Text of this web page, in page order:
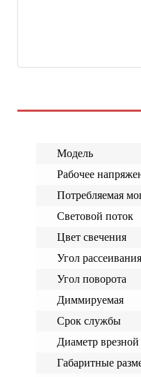
Модель
Рабочее
Потребляемая
Световой поток
Цвет свечения
Угол
Угол поворота
Диммируемая
Срок службы
Диаметр врезной
Габаритные